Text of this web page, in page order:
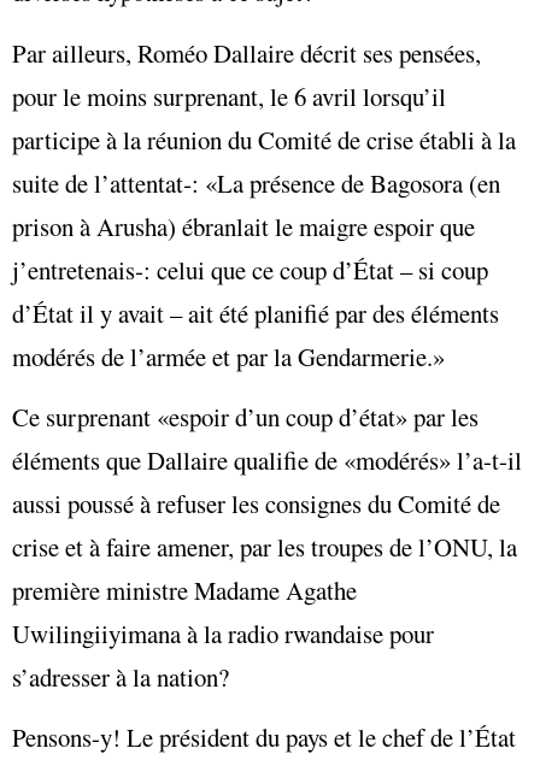
Par ailleurs, Roméo Dallaire décrit ses pensées,
pour le moins surprenant, le 6 avril lorsqu’il
participe à la réunion du Comité de crise établi à la
suite de l’attentat‑: «La présence de Bagosora (en
prison à Arusha) ébranlait le maigre espoir que
j’entretenais‑: celui que ce coup d’État – si coup
d’État il y avait – ait été planifié par des éléments
modérés de l’armée et par la Gendarmerie.»
Ce surprenant «espoir d’un coup d’état» par les
éléments que Dallaire qualifie de «modérés» l’a-t-il
aussi poussé à refuser les consignes du Comité de
crise et à faire amener, par les troupes de l’ONU, la
première ministre Madame Agathe
Uwilingiiyimana à la radio rwandaise pour
s’adresser à la nation?
Pensons-y! Le président du pays et le chef de l’État